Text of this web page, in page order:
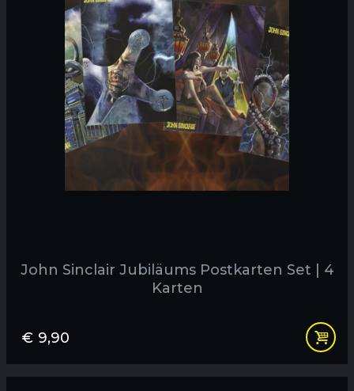
John Sinclair Jubiläums Postkarten Set | 4
Karten
€ 9,90